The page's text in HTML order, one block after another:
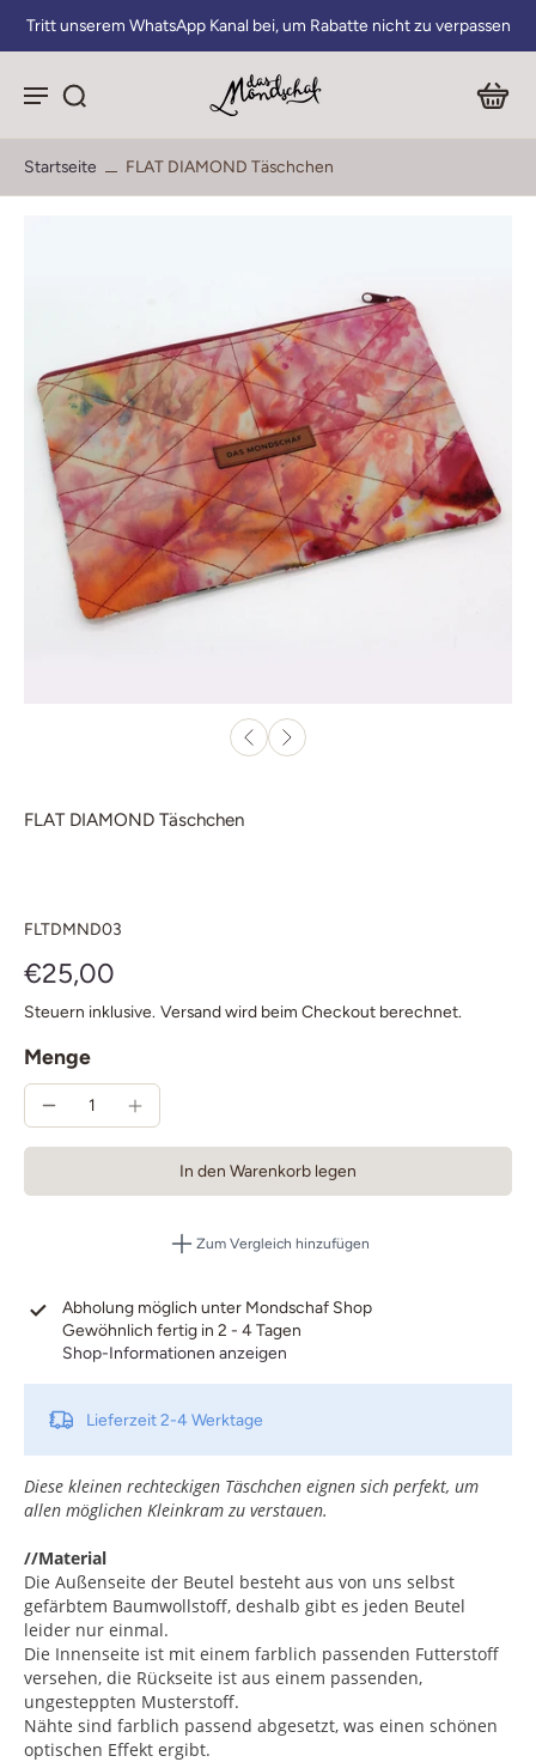
Tritt unserem WhatsApp Kanal bei, um Rabatte nicht zu verpassen
Startseite FLAT DIAMOND Täschchen
FLAT DIAMOND Täschchen
FLTDMND03
€25,00
Steuern inklusive. Versandwird beim Checkout berechnet.
Menge
In den Warenkorb legen
Zum Vergleich hinzufügen
Abholung möglich unter Mondschaf Shop
Gewöhnlich fertig in 2 - 4 Tagen
Shop-Informationen anzeigen
Lieferzeit2-4 Werktage
Diese kleinen rechteckigen Täschchen eignen sich perfekt, um
allen möglichen Kleinkram zu verstauen.
//Material
Die Außenseite der Beutel besteht aus von uns selbst
gefärbtem Baumwollstoff, deshalb gibt es jeden Beutel
leider nur einmal.
Die Innenseite ist mit einem farblich passenden Futterstoff
versehen, die Rückseite ist aus einem passenden,
ungesteppten Musterstoff.
Nähte sind farblich passend abgesetzt, was einen schönen
optischen Effekt ergibt.